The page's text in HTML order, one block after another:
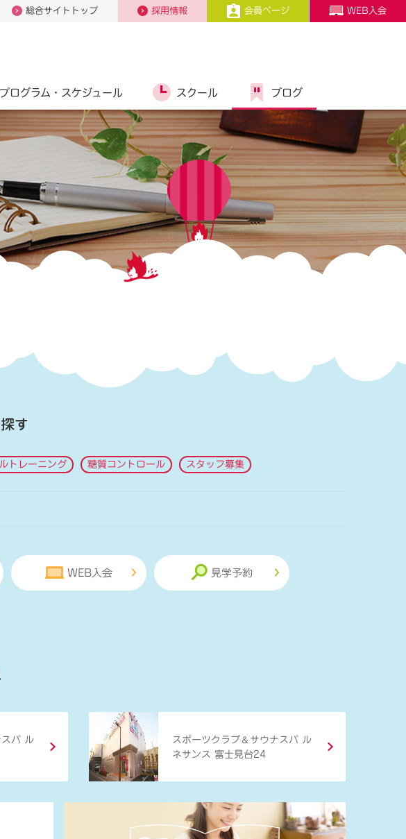
総合サイトトップ 採用情報 会員ページ WEB入会
プログラム・ スケジュール スクール ブログ
す
トレーニング 糖質コントロール スタッフ募集
WEB入会 見学予約
スパ ル
スポーツクラブ ＆ サウナスパ ル
ネサンス 富士見台24